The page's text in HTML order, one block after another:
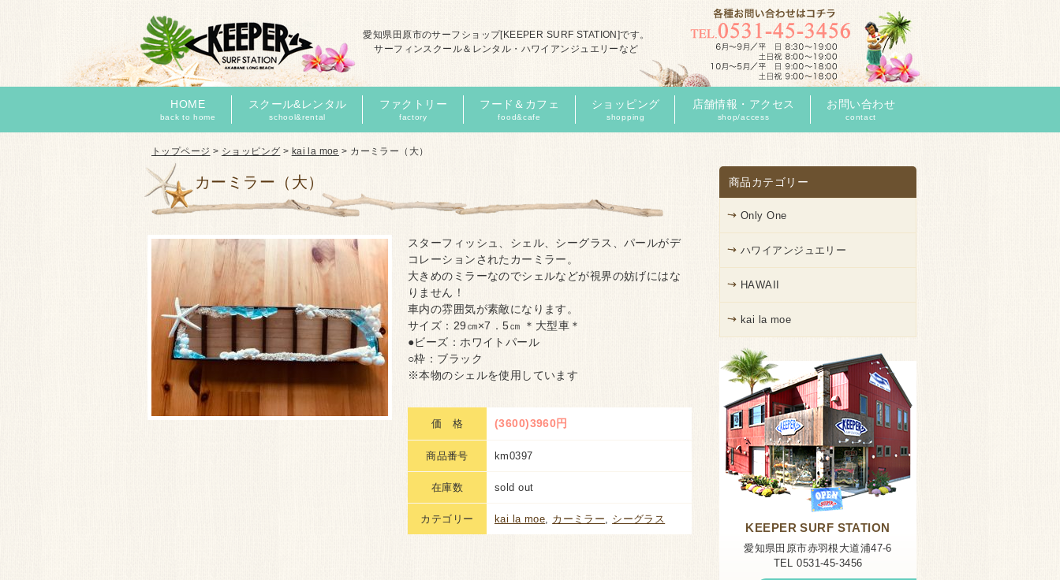
愛知県田原市のサーフショップ[KEEPER SURF STATION]です。
サーフィンスクール＆レンタル・ハワイアンジュエリーなど
HOME
back to home
スクール&レンタル
school&rental
ファクトリー
factory
フード＆カフェ
food&cafe
ショッピング
shopping
店舗情報・アクセス
shop/access
お問い合わせ
contact
トップページ > ショッピング > kai la moe > カーミラー（大）
カーミラー（大）
スターフィッシュ、シェル、シーグラス、パールがデ
コレーションされたカーミラー。
大きめのミラーなのでシェルなどが視界の妨げにはな
りません！
車内の雰囲気が素敵になります。
サイズ：29㎝×7．5㎝ ＊大型車＊
●ビーズ：ホワイトパール
○枠：ブラック
※本物のシェルを使用しています
価 格 (3600)3960円
商品番号 km0397
在庫数 sold out
カテゴリー kai la moe, カーミラー, シーグラス
商品カテゴリー
Only One
ハワイアンジュエリー
HAWAII
kai la moe
KEEPER SURF STATION
愛知県田原市赤羽根大道浦47-6
TEL 0531-45-3456